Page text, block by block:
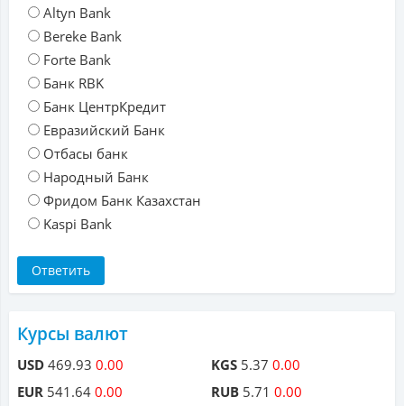
Altyn Bank
Bereke Bank
Forte Bank
Банк RBK
Банк ЦентрКредит
Евразийский Банк
Отбасы банк
Народный Банк
Фридом Банк Казахстан
Kaspi Bank
Курсы валют
USD 469.93 0.00
EUR 541.64 0.00
KGS 5.37 0.00
RUB 5.71 0.00